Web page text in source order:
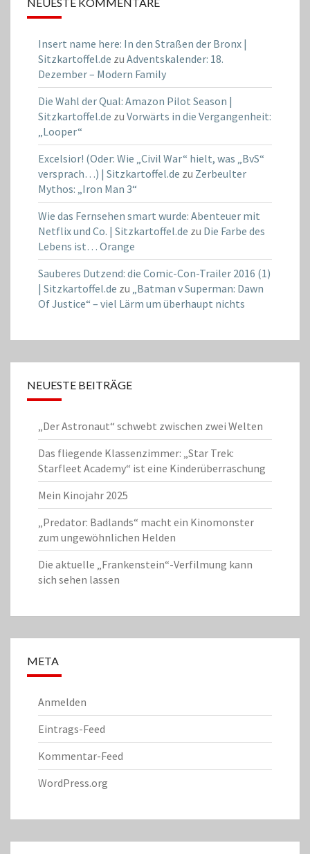
NEUESTE KOMMENTARE
Insert name here: In den Straßen der Bronx |
Sitzkartoffel.de zu Adventskalender: 18.
Dezember – Modern Family
Die Wahl der Qual: Amazon Pilot Season |
Sitzkartoffel.de zu Vorwärts in die Vergangenheit:
„Looper“
Excelsior! (Oder: Wie „Civil War“ hielt, was „BvS“
versprach…) | Sitzkartoffel.de zu Zerbeulter
Mythos: „Iron Man 3“
Wie das Fernsehen smart wurde: Abenteuer mit
Netflix und Co. | Sitzkartoffel.de zu Die Farbe des
Lebens ist… Orange
Sauberes Dutzend: die Comic-Con-Trailer 2016 (1)
| Sitzkartoffel.de zu „Batman v Superman: Dawn
Of Justice“ – viel Lärm um überhaupt nichts
NEUESTE BEITRÄGE
„Der Astronaut“ schwebt zwischen zwei Welten
Das fliegende Klassenzimmer: „Star Trek:
Starfleet Academy“ ist eine Kinderüberraschung
Mein Kinojahr 2025
„Predator: Badlands“ macht ein Kinomonster
zum ungewöhnlichen Helden
Die aktuelle „Frankenstein“-Verfilmung kann
sich sehen lassen
META
Anmelden
Eintrags-Feed
Kommentar-Feed
WordPress.org